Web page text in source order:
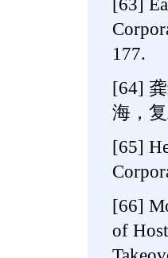
[63]
177.
[64]
海，
[65]
[66]
of